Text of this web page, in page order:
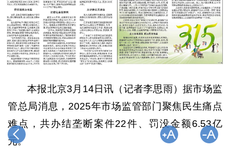
本报北京3月14日讯（记者李思雨）据市场监
管总局消息，2025年市场监管部门聚焦民生痛点
难点，共办结垄断案件22件、罚没金额6.53亿
元。